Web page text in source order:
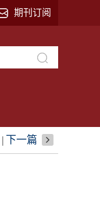
期刊订阅
| 下一篇